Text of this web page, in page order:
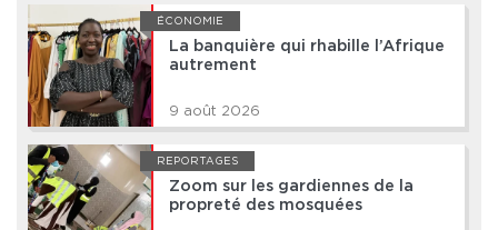
ÉCONOMIE
La banquière qui rhabille l’Afrique
autrement
9 août 2026
REPORTAGES
Zoom sur les gardiennes de la
propreté des mosquées